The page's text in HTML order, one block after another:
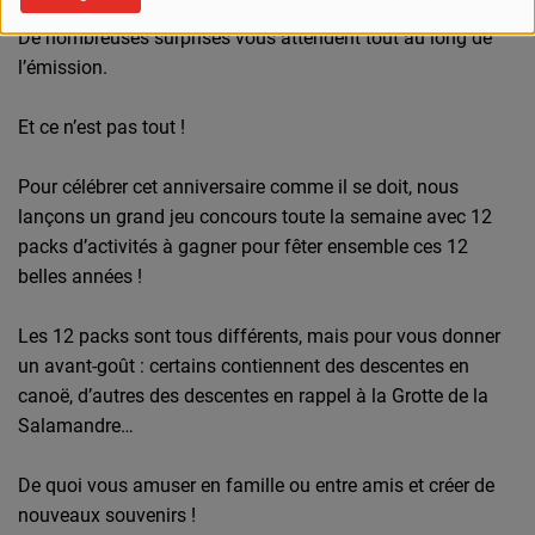
De nombreuses surprises vous attendent tout au long de
l’émission.
Et ce n’est pas tout !
Pour célébrer cet anniversaire comme il se doit, nous
lançons un grand jeu concours toute la semaine avec 12
packs d’activités à gagner pour fêter ensemble ces 12
belles années !
Les 12 packs sont tous différents, mais pour vous donner
un avant-goût : certains contiennent des descentes en
canoë, d’autres des descentes en rappel à la Grotte de la
Salamandre…
De quoi vous amuser en famille ou entre amis et créer de
nouveaux souvenirs !